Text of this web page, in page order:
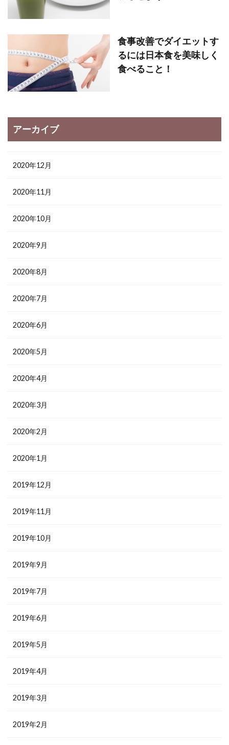
食事改善でダイエットす
るには日本食を美味しく
食べること！
アーカイブ
2020年12月
2020年11月
2020年10月
2020年9月
2020年8月
2020年7月
2020年6月
2020年5月
2020年4月
2020年3月
2020年2月
2020年1月
2019年12月
2019年11月
2019年10月
2019年9月
2019年7月
2019年6月
2019年5月
2019年4月
2019年3月
2019年2月